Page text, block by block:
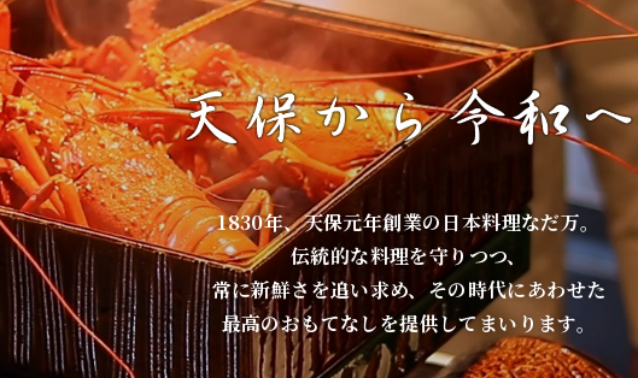
1830年、天保元年創業の日本料理なだ万。
伝統的な料理を守りつつ、
常に新鮮さを追い求め、その時代にあわせた
最高のおもてなしを提供してまいります。